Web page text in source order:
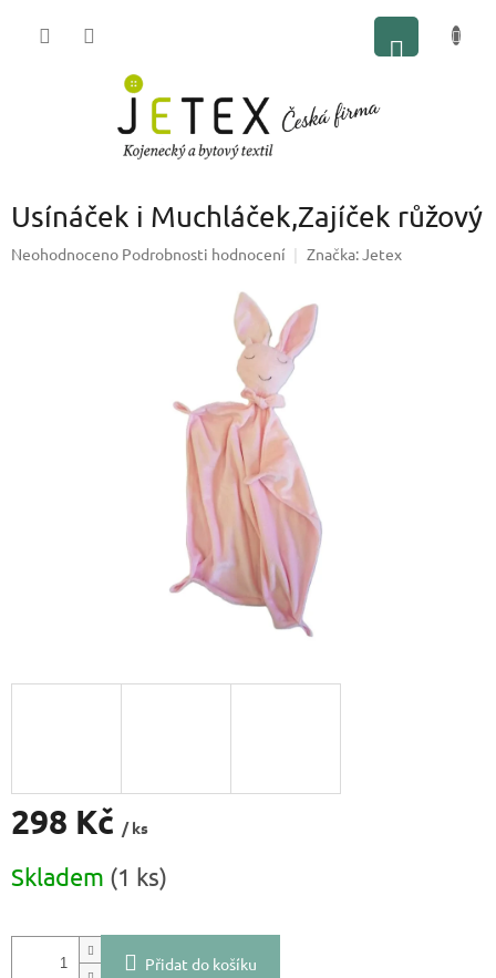
Usínáček i Muchláček,Zajíček růžový
Průměrné
Neohodnoceno Podrobnosti hodnocení Značka:Jetex
298 Kč / ks
cena:
Skladem (1 ks)
Přidat do košíku